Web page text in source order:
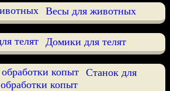
Весы для животных
Домики для телят
Станок для
обработки копыт